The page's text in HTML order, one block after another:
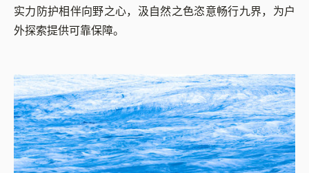
实力防护相伴向野之心，汲自然之色恣意畅行九界，为户
外探索提供可靠保障。